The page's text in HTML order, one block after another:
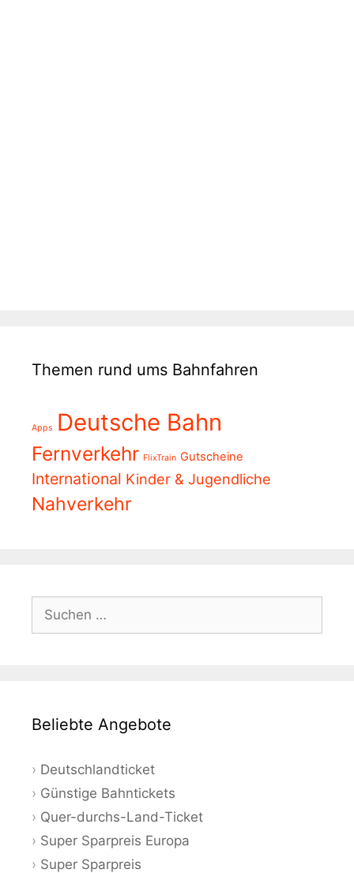
Themen rund ums Bahnfahren
Apps Deutsche Bahn
Fernverkehr FlixTrain Gutscheine
International Kinder & Jugendliche
Nahverkehr
nach:
Beliebte Angebote
Deutschlandticket
Günstige Bahntickets
Quer-durchs-Land-Ticket
Super Sparpreis Europa
Super Sparpreis